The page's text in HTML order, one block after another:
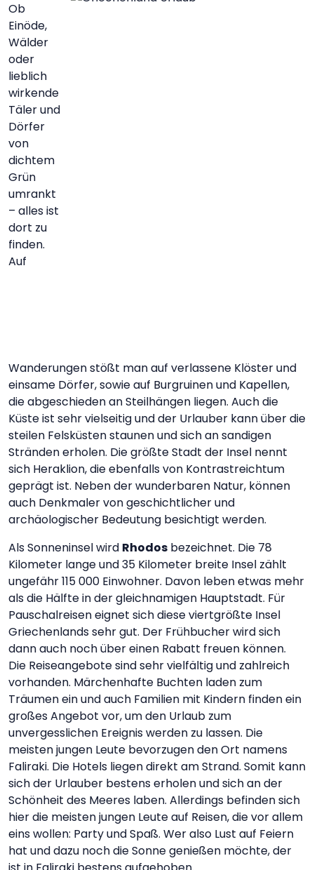
Ob
Einöde,
Wälder
oder
lieblich
wirkende
Täler und
Dörfer
von
dichtem
Grün
umrankt
– alles ist
dort zu
finden.
Auf
Wanderungen stößt man auf verlassene Klöster und
einsame Dörfer, sowie auf Burgruinen und Kapellen,
die abgeschieden an Steilhängen liegen. Auch die
Küste ist sehr vielseitig und der Urlauber kann über die
steilen Felsküsten staunen und sich an sandigen
Stränden erholen. Die größte Stadt der Insel nennt
sich Heraklion, die ebenfalls von Kontrastreichtum
geprägt ist. Neben der wunderbaren Natur, können
auch Denkmaler von geschichtlicher und
archäologischer Bedeutung besichtigt werden.
Als Sonneninsel wird Rhodos bezeichnet. Die 78
Kilometer lange und 35 Kilometer breite Insel zählt
ungefähr 115 000 Einwohner. Davon leben etwas mehr
als die Hälfte in der gleichnamigen Hauptstadt. Für
Pauschalreisen eignet sich diese viertgrößte Insel
Griechenlands sehr gut. Der Frühbucher wird sich
dann auch noch über einen Rabatt freuen können.
Die Reiseangebote sind sehr vielfältig und zahlreich
vorhanden. Märchenhafte Buchten laden zum
Träumen ein und auch Familien mit Kindern finden ein
großes Angebot vor, um den Urlaub zum
unvergesslichen Ereignis werden zu lassen. Die
meisten jungen Leute bevorzugen den Ort namens
Faliraki. Die Hotels liegen direkt am Strand. Somit kann
sich der Urlauber bestens erholen und sich an der
Schönheit des Meeres laben. Allerdings befinden sich
hier die meisten jungen Leute auf Reisen, die vor allem
eins wollen: Party und Spaß. Wer also Lust auf Feiern
hat und dazu noch die Sonne genießen möchte, der